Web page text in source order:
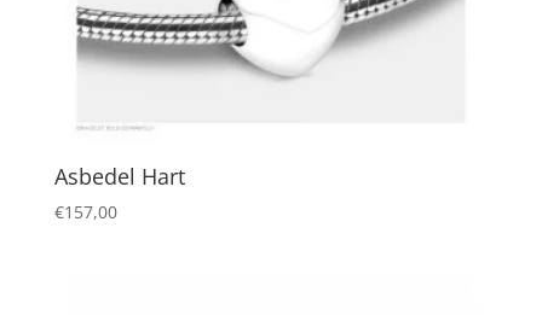
Asbedel Hart
€157,00